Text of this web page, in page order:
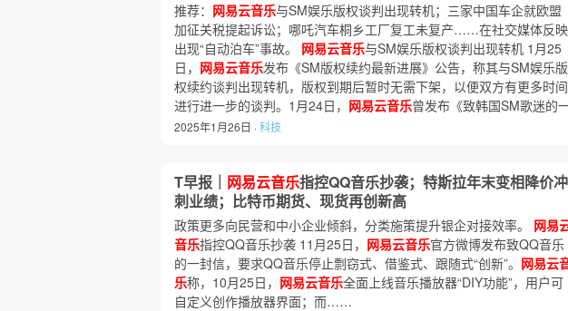
推荐： 网易云音乐与SM娱乐版权谈判出现转机；三家中国车企就欧盟
加征关税提起诉讼；哪吒汽车桐乡工厂复工未复产……在社交媒体反映
出现“自动泊车”事故。 网易云音乐与SM娱乐版权谈判出现转机 1月25
日， 网易云音乐发布《SM版权续约最新进展》公告，称其与SM娱乐版
权续约谈判出现转机，版权到期后暂时无需下架，以便双方有更多时间
进行进一步的谈判。1月24日， 网易云音乐曾发布《致韩国SM歌迷
2025年1月26日 ·科技
T早报｜ 网易云音乐指控QQ音乐抄袭；特斯拉年末变相降价冲
刺业绩；比特币期货、现货再创新高
政策更多向民营和中小企业倾斜，分类施策提升银企对接效率。 网易
音乐指控QQ音乐抄袭 11月25日， 网易云音乐官方微博发布致QQ音乐
的一封信，要求QQ音乐停止剽窃式、借鉴式、跟随式“创新”。 网易云
乐称，10月25日， 网易云音乐全面上线音乐播放器“DIY功能”，用户可
自定义创作播放器界面；而……